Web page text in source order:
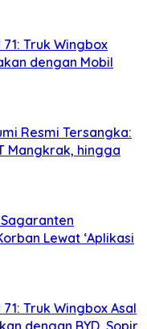
Truk Wingbox
dengan Mobil
Resmi Tersangka:
Mangkrak, hingga
Lewat ‘Aplikasi
Truk Wingbox Asal
dengan BYD, Sopir